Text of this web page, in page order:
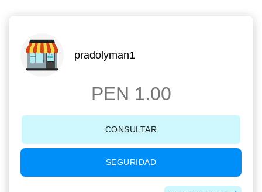
pradolyman1
PEN 1.00
CONSULTAR
SEGURIDAD